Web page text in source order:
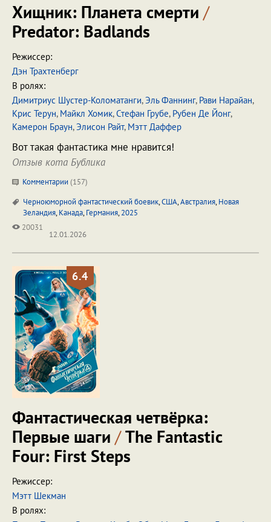
Хищник: Планета смерти /
Predator: Badlands
Режиссер:
Дэн Трахтенберг
В ролях:
Димитриус Шустер-Коломатанги,Эль Фаннинг, Рави Нарайан,
Крис Терун, Майкл Хомик,Стефан Грубе, Рубен Де Йонг,
Камерон Браун,Элисон Райт, Мэтт Даффер
Вот такая фантастика мне нравится!
Отзыв кота Бублика
Комментарии (157)
Черноюморной фантастический боевик,США,Австралия,Новая
Зеландия,Канада,Германия,2025
20031
12.01.2026
6.4
Фантастическая четвёрка:
Первые шаги /The Fantastic
Four: First Steps
Режиссер:
Мэтт Шекман
В ролях: